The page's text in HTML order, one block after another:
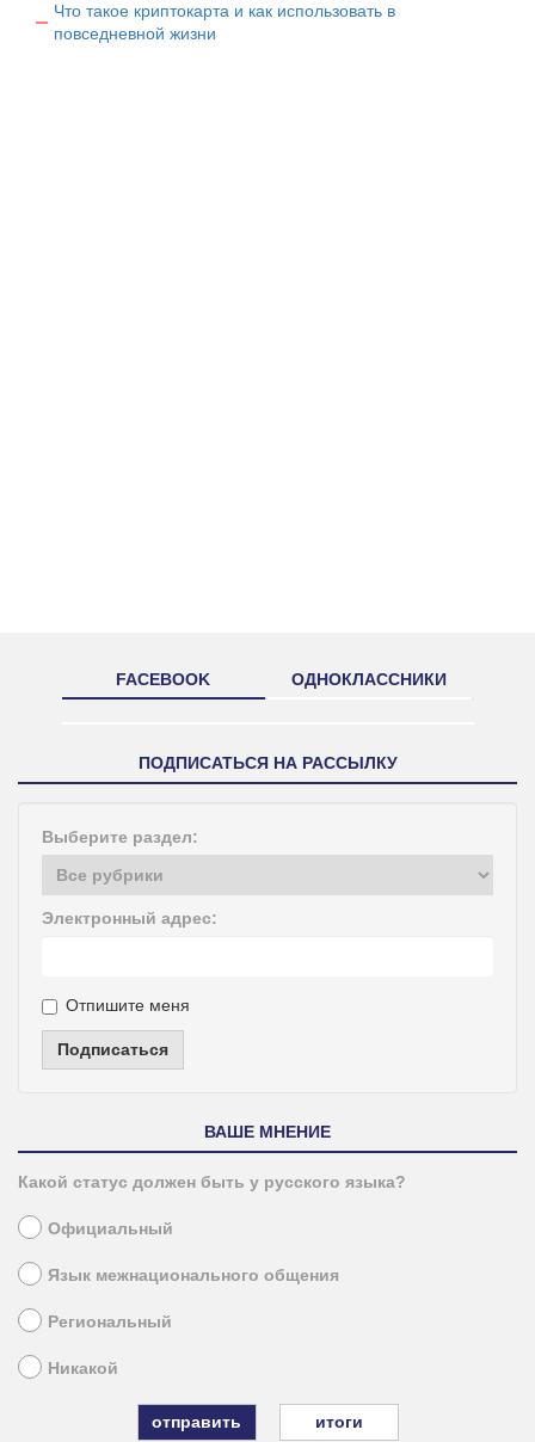
Что такое криптокарта и как использовать в
повседневной жизни
FACEBOOK ОДНОКЛАССНИКИ
ПОДПИСАТЬСЯ НА РАССЫЛКУ
Выберите раздел:
Электронный адрес:
Отпишите меня
Подписаться
ВАШЕ МНЕНИЕ
Какой статус должен быть у русского языка?
Официальный
Язык межнационального общения
Региональный
Никакой
итоги